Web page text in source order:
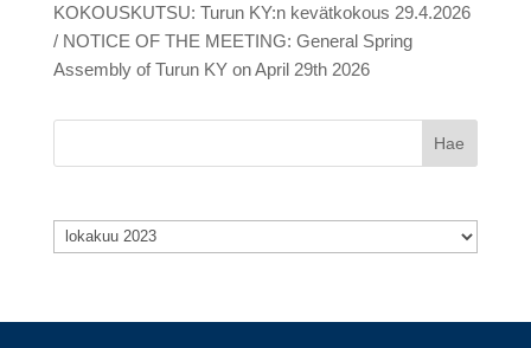
KOKOUSKUTSU: Turun KY:n kevätkokous 29.4.2026
/ NOTICE OF THE MEETING: General Spring
Assembly of Turun KY on April 29th 2026
Arkistot